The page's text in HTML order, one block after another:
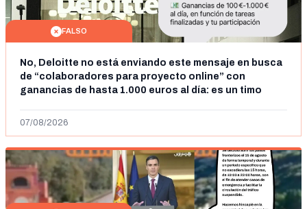
FALSO
No, Deloitte no está enviando este mensaje en busca
de “colaboradores para proyecto online” con
ganancias de hasta 1.000 euros al día: es un timo
07/08/2026